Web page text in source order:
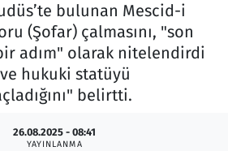
bulunan Mescid-i
(Şofar) çalmasını, "son
adım" olarak nitelendirdi
hukuki statüyü
belirtti.
26.08.2025 - 08:41
YAYINLANMA